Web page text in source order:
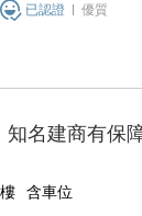
已認證 優質
知名建商有保
樓 含車位